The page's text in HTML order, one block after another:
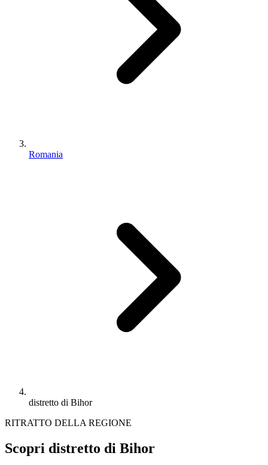
Romania
distretto di Bihor
RITRATTO DELLA REGIONE
Scopri distretto di Bihor